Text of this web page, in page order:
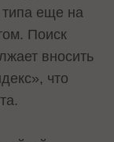
типа еще на
Поиск
вносить
что